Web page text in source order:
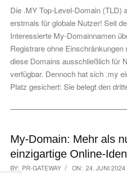
06-
25
Die .MY Top-Level-Domain (TLD)
erstmals für globale Nutzer! Seit
Interessierte My-Domainnamen
Registrare ohne
diese Domains ausschließlich für
verfügbar. Dennoch hat sich .my
Platz gesichert: Sie belegt den
My-Domain: Mehr als
einzigartige Online-
2024-
BY: PR-GATEWAY ON: 24. JUNI 2024